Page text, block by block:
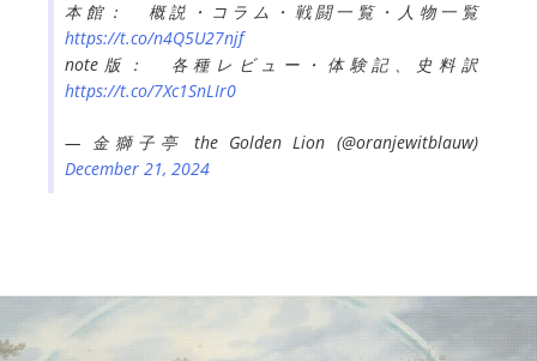
本館： 概説・コラム・戦闘一覧・人物一覧
https://t.co/n4Q5U27njf
note版： 各種レビュー・体験記、史料訳
https://t.co/7Xc1SnLIr0
— 金獅子亭 the Golden Lion (@oranjewitblauw)
December 21, 2024